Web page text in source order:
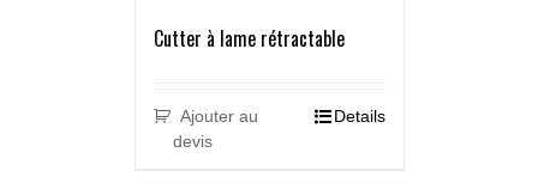
Cutter à lame rétractable
Ajouter au
devis
Details